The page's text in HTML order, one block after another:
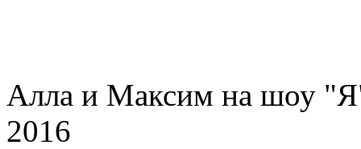
Алла и Максим на шоу
2016